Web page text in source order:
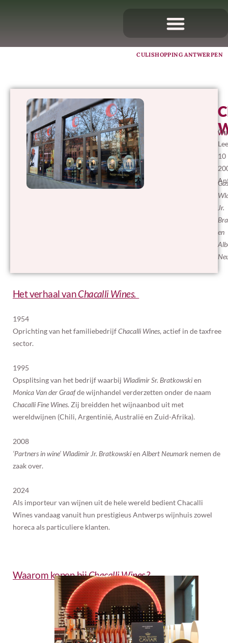
CULISHOPPING ANTWERPEN
10
Jr.
en
Het verhaal vanChacalli Wines.
1954
Oprichting van het familiebedrijfChacalli Wines, actief in de taxfree
sector.
1995
Opsplitsing van het bedrijf waarbij Wladimir Sr. Bratkowskien
Monica Van der Graafde wijnhandel verderzetten onder de naam
Chacalli Fine Wines. Zij breidden het wijnaanbod uit met
wereldwijnen (Chili, Argentinië, Australië en Zuid-Afrika).
2008
‘Partners in wine’ Wladimir Jr. Bratkowskien Albert Neumark nemen de
zaak over.
2024
Als importeur van wijnen uit de hele wereld bedient Chacalli
Wines vandaag vanuit hun prestigieus Antwerps wijnhuis zowel
horeca als particuliere klanten.
Waarom kopen bijChacalli Wines?